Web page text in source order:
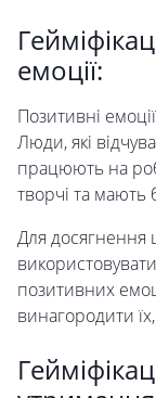
емоції:
Позитивні
Люди, які
працюють на
творчі та мають
Для досягнення
позитивних
винагородити